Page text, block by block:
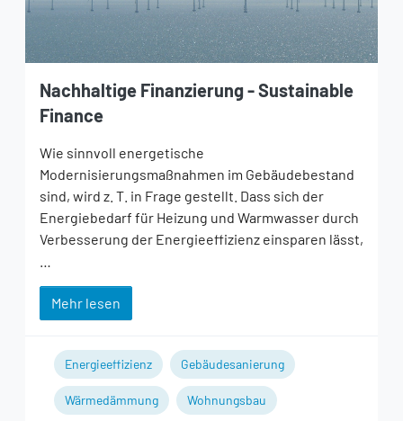
Nachhaltige Finanzierung - Sustainable
Finance
Wie sinnvoll energetische
Modernisierungsmaßnahmen im Gebäudebestand
sind, wird z. T. in Frage gestellt. Dass sich der
Energiebedarf für Heizung und Warmwasser durch
Verbesserung der Energieeffizienz einsparen lässt,
Mehr lesen
Energieeffizienz Gebäudesanierung
Wärmedämmung Wohnungsbau